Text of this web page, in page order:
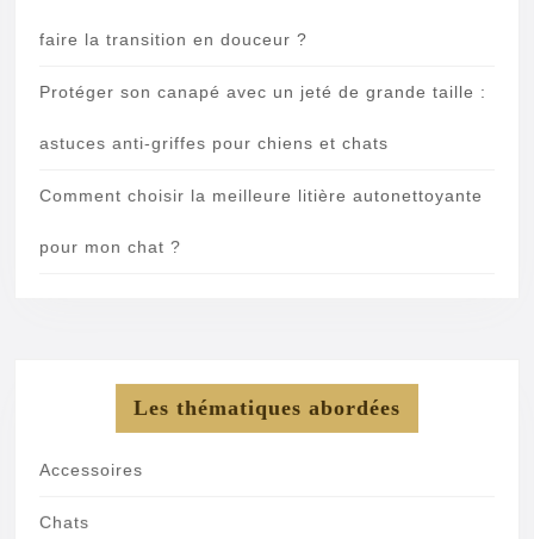
faire la transition en douceur ?
Protéger son canapé avec un jeté de grande taille :
astuces anti-griffes pour chiens et chats
Comment choisir la meilleure litière autonettoyante
pour mon chat ?
Les thématiques abordées
Accessoires
Chats